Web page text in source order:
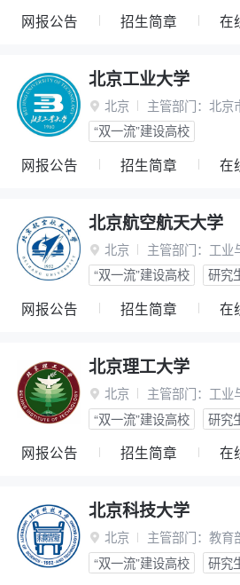
网报公告 招生简章 在
北京工业大学
 北京 主管部门： 北京
“双一流”建设高校
网报公告 招生简章 在
北京航空航天大学
 北京 主管部门： 工业
“双一流”建设高校
研究
网报公告 招生简章 在
北京理工大学
 北京 主管部门： 工业
“双一流”建设高校
研究
网报公告 招生简章 在
北京科技大学
 北京 主管部门： 教育
“双一流”建设高校
研究